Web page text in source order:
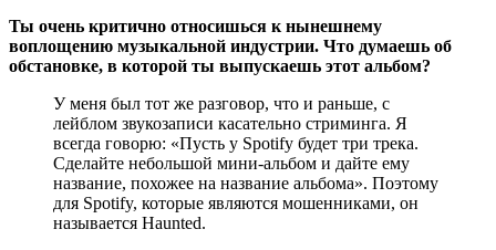
Ты очень критично относишься к нынешнему
воплощению музыкальной индустрии. Что думаешь об
обстановке, в которой ты выпускаешь этот альбом?
У меня был тот же разговор, что и раньше, с
лейблом звукозаписи касательно стриминга. Я
всегда говорю: «Пусть у Spotify будет три трека.
Сделайте небольшой мини-альбом и дайте ему
название, похожее на название альбома». Поэтому
для Spotify, которые являются мошенниками, он
называется Haunted.